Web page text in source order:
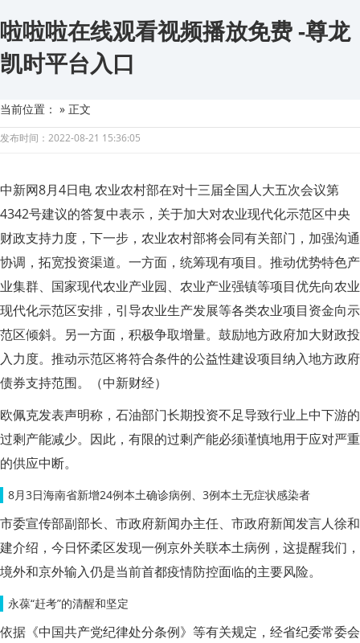
啦啦啦在线观看视频播放免费 -尊龙
凯时平台入口
当前位置： » 正文
发布时间：2022-08-21 15:36:05
中新网8月4日电 农业农村部在对十三届全国人大五次会议第
4342号建议的答复中表示，关于加大对农业现代化示范区中央
财政支持力度，下一步，农业农村部将会同有关部门，加强沟通
协调，拓宽投资渠道。一方面，统筹现有项目。推动优势特色产
业集群、国家现代农业产业园、农业产业强镇等项目优先向农业
现代化示范区安排，引导农业生产发展等各类农业项目资金向示
范区倾斜。另一方面，积极争取增量。鼓励地方政府加大财政投
入力度。推动示范区将符合条件的公益性建设项目纳入地方政府
债券支持范围。（中新财经）
欧佩克发表声明称，石油部门长期投资不足导致行业上中下游的
过剩产能减少。因此，有限的过剩产能必须谨慎地用于应对严重
的供应中断。
8月3日海南省新增24例本土确诊病例、3例本土无症状感染者
市委宣传部副部长、市政府新闻办主任、市政府新闻发言人徐和
建介绍，今日怀柔区发现一例京外关联本土病例，这提醒我们，
境外和京外输入仍是当前首都疫情防控面临的主要风险。
永葆“赶考”的清醒和坚定
依据《中国共产党纪律处分条例》等有关规定，经省纪委常委会